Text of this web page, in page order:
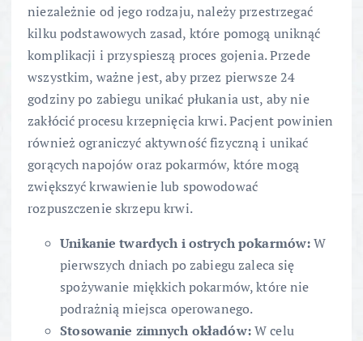
niezależnie od jego rodzaju, należy przestrzegać
kilku podstawowych zasad, które pomogą uniknąć
komplikacji i przyspieszą proces gojenia. Przede
wszystkim, ważne jest, aby przez pierwsze 24
godziny po zabiegu unikać płukania ust, aby nie
zakłócić procesu krzepnięcia krwi. Pacjent powinien
również ograniczyć aktywność fizyczną i unikać
gorących napojów oraz pokarmów, które mogą
zwiększyć krwawienie lub spowodować
rozpuszczenie skrzepu krwi.
Unikanie twardych i ostrych pokarmów:W
pierwszych dniach po zabiegu zaleca się
spożywanie miękkich pokarmów, które nie
podrażnią miejsca operowanego.
Stosowanie zimnych okładów:W celu